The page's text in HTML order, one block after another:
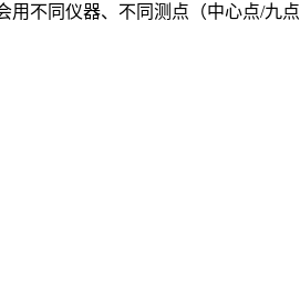
不同仪器、不同测点（中心点/九